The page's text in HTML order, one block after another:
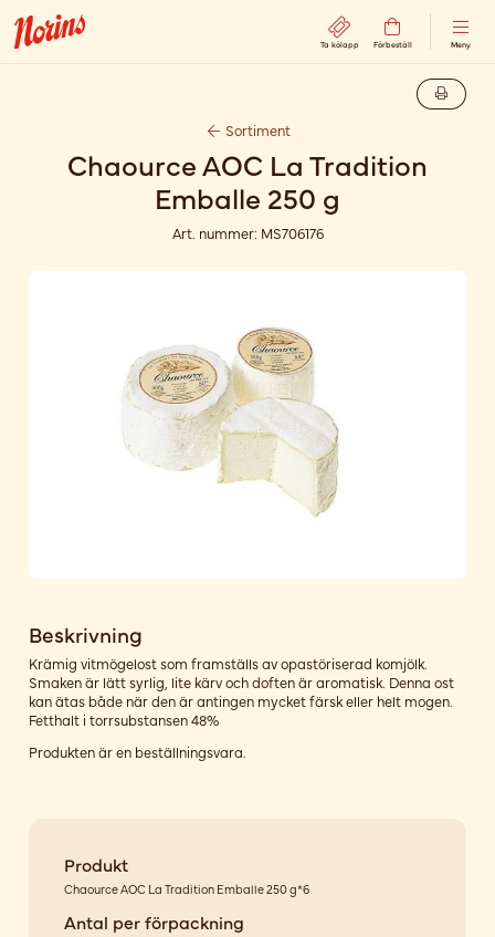
Ta kölapp Förbeställ Meny
Sortiment
Chaource AOC La Tradition
Emballe 250 g
Art. nummer: MS706176
Beskrivning
Krämig vitmögelost som framställs av opastöriserad komjölk.
Smaken är lätt syrlig, lite kärv och doften är aromatisk. Denna ost
kan ätas både när den är antingen mycket färsk eller helt mogen.
Fetthalt i torrsubstansen 48%
Produkten är en beställningsvara.
Produkt
Chaource AOC La Tradition Emballe 250 g*6
Antal per förpackning